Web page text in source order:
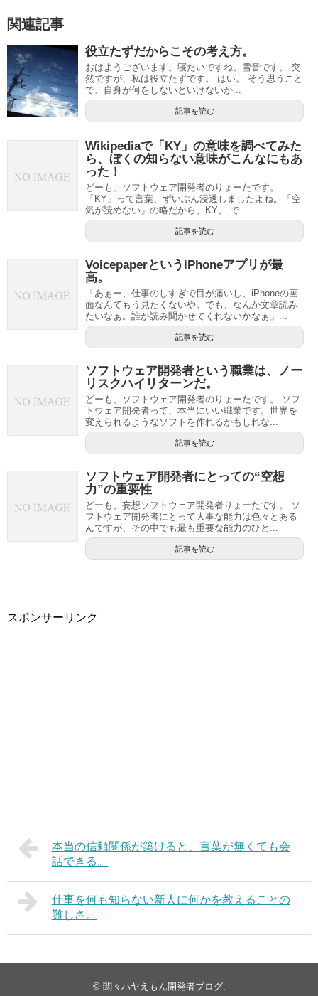
関連記事
役立たずだからこその考え方。
おはようございます。寝たいですね。雪音です。 突
然ですが、私は役立たずです。 はい。 そう思うこと
で、自身が何をしないといけないか...
記事を読む
Wikipediaで「KY」の意味を調べてみた
ら、ぼくの知らない意味がこんなにもあ
った！
どーも、ソフトウェア開発者のりょーたです。
「KY」って言葉、ずいぶん浸透しましたよね。「空
気が読めない」の略だから、KY。 で...
記事を読む
VoicepaperというiPhoneアプリが最
高。
「あぁー、仕事のしすぎで目が痛いし、iPhoneの画
面なんてもう見たくないや。でも、なんか文章読み
たいなぁ。誰か読み聞かせてくれないかなぁ」...
記事を読む
ソフトウェア開発者という職業は、ノー
リスクハイリターンだ。
どーも、ソフトウェア開発者のりょーたです。 ソフ
トウェア開発者って、本当にいい職業です。世界を
変えられるようなソフトを作れるかもしれな...
記事を読む
ソフトウェア開発者にとっての“空想
力”の重要性
どーも、妄想ソフトウェア開発者りょーたです。 ソ
フトウェア開発者にとって大事な能力は色々とある
んですが、その中でも最も重要な能力のひと...
記事を読む
スポンサーリンク
本当の信頼関係が築けると、言葉が無くても会
話できる。
仕事を何も知らない新人に何かを教えることの
難しさ。
© 聞々ハヤえもん開発者ブログ.